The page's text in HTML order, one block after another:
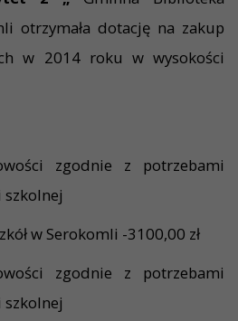
otrzymała dotację na zakup
w 2014 roku w wysokości
zgodnie z potrzebami
w Serokomli -3100,00 zł
zgodnie z potrzebami